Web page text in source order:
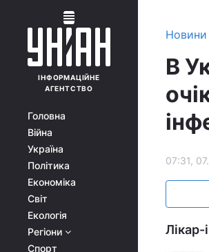
ІНФОРМАЦІЙНЕ
АГЕНТСТВО
Головна
Війна
Україна
Політика
Економіка
Світ
Екологія
Регіони
Спорт
Новини
В
07:31,
Лікар-